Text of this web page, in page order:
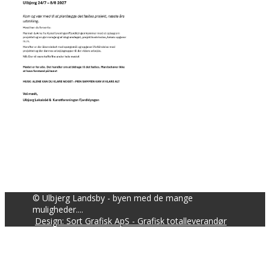
© Ulbjerg Landsby - byen med de mange
muligheder....
Design: Sort Grafisk ApS - Grafisk totalleverandør